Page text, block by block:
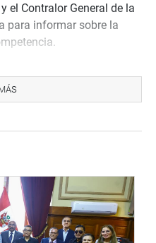
el Contralor General de la
para informar sobre la
médico, parlamentarios
19 respaldaron la
médico que se
de la pandemia
alarmante estadística de